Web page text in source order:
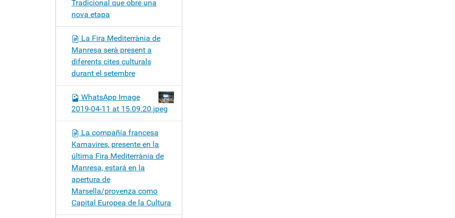
Tradicional que obre una
nova etapa
La Fira Mediterrània de
Manresa serà present a
diferents cites culturals
durant el setembre
WhatsApp Image
2019-04-11 at 15.09.20.jpeg
La compañía francesa
Karnavires, presente en la
última Fira Mediterrània de
Manresa, estará en la
apertura de
Marsella/provenza como
Capital Europea de la Cultura